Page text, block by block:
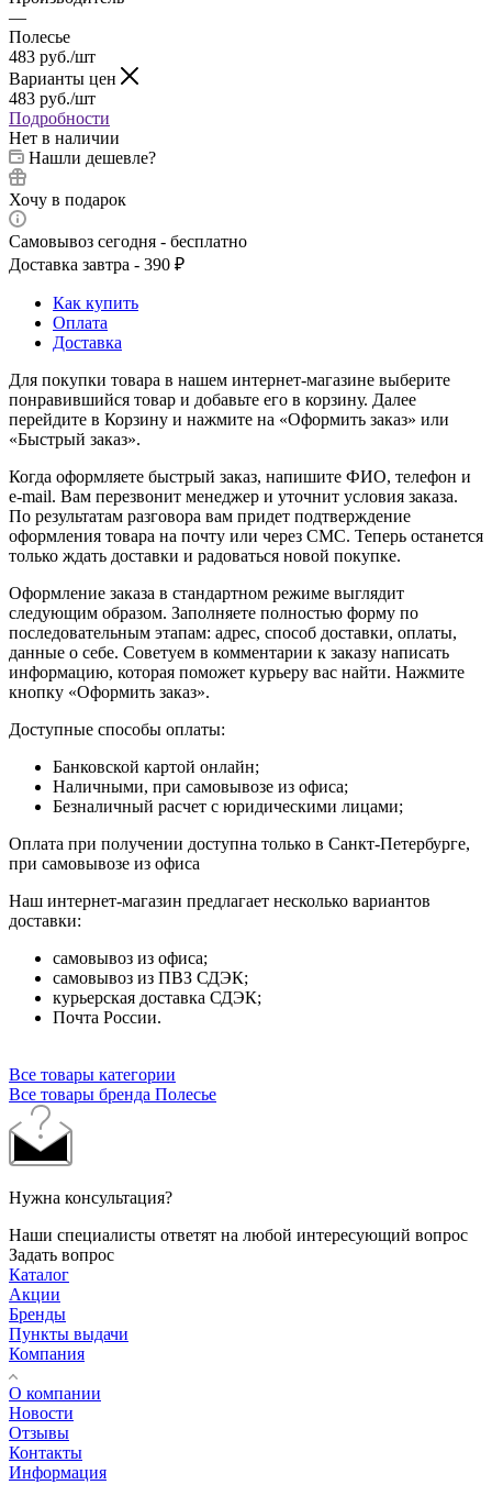
—
Полесье
483 руб./шт
Варианты цен
483 руб./шт
Подробности
Нет в наличии
Нашли дешевле?
Хочу в подарок
Самовывоз сегодня - бесплатно
Доставка завтра - 390 ₽
Как купить
Оплата
Доставка
Для покупки товара в нашем интернет-магазине выберите
понравившийся товар и добавьте его в корзину. Далее
перейдите в Корзину и нажмите на «Оформить заказ» или
«Быстрый заказ».
Когда оформляете быстрый заказ, напишите ФИО, телефон и
e-mail. Вам перезвонит менеджер и уточнит условия заказа.
По результатам разговора вам придет подтверждение
оформления товара на почту или через СМС. Теперь останется
только ждать доставки и радоваться новой покупке.
Оформление заказа в стандартном режиме выглядит
следующим образом. Заполняете полностью форму по
последовательным этапам: адрес, способ доставки, оплаты,
данные о себе. Советуем в комментарии к заказу написать
информацию, которая поможет курьеру вас найти. Нажмите
кнопку «Оформить заказ».
Доступные способы оплаты:
Банковской картой онлайн;
Наличными, при самовывозе из офиса;
Безналичный расчет с юридическими лицами;
Оплата при получении доступна только в Санкт-Петербурге,
при самовывозе из офиса
Наш интернет-магазин предлагает несколько вариантов
доставки:
самовывоз из офиса;
самовывоз из ПВЗ СДЭК;
курьерская доставка СДЭК;
Почта России.
Все товары категории
Все товары бренда Полесье
Нужна консультация?
Наши специалисты ответят на любой интересующий вопрос
Задать вопрос
Каталог
Акции
Бренды
Пункты выдачи
Компания
О компании
Новости
Отзывы
Контакты
Информация